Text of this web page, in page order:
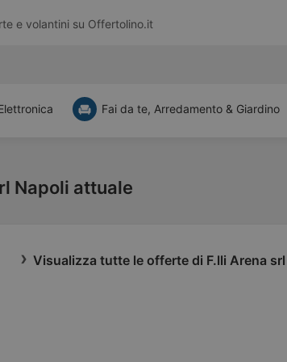
e volantini su Offertolino.it
Fai da te, Arredamento & Giardino
Napoli attuale
Visualizza tutte le offerte di F.lli Arena srl